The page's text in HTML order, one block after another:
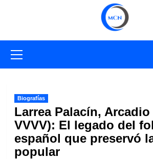
primario
Biografías
Larrea Palacín, Arcadio
VVVV): El legado del
español que preservó
popular